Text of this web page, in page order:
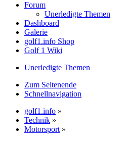
Forum
Unerledigte Themen
Dashboard
Galerie
golf1.info Shop
Golf 1 Wiki
Unerledigte Themen
Zum Seitenende
Schnellnavigation
golf1.info »
Technik »
Motorsport »